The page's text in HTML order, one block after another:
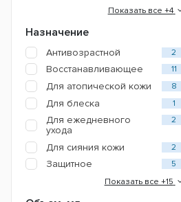
Показать все +4
Назначение
Антивозрастной 2
Восстанавливающее 11
Для атопической кожи 8
Для блеска 1
Для ежедневного
ухода
2
Для сияния кожи 2
Защитное
5
Показать все +15